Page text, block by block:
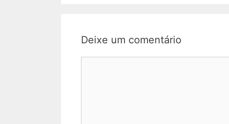
Deixe um comentário